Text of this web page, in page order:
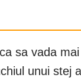
sa vada
unui stej